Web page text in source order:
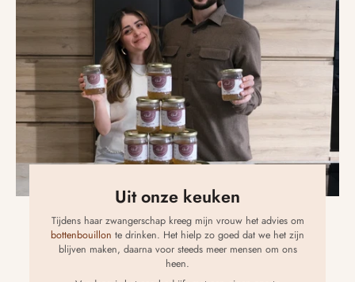
Uit onze keuken
Tijdens haar zwangerschap kreeg mijn vrouw het advies om
bottenbouillon te drinken. Het hielp zo goed dat we het zijn
blijven maken, daarna voor steeds meer mensen om ons
heen.